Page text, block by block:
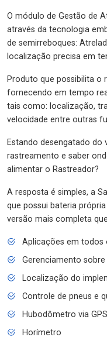
O módulo de Gestão de
através da tecnologia
de semirreboques:
localização precisa em
Produto que possibilita o
fornecendo em tempo
tais como: localização,
velocidade entre outras
Estando desengatado
rastreamento e saber
alimentar o Rastreador?
A resposta é simples, a
que possui bateria
versão mais completa
Aplicações em todos
Gerenciamento
Localização do
Controle de pneus e
Hubodômetro via GPS
Horímetro